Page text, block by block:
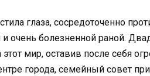
глаза, сосредоточенно
и очень болезненной раной.
этот мир, оставив после себя
города, семейный совет